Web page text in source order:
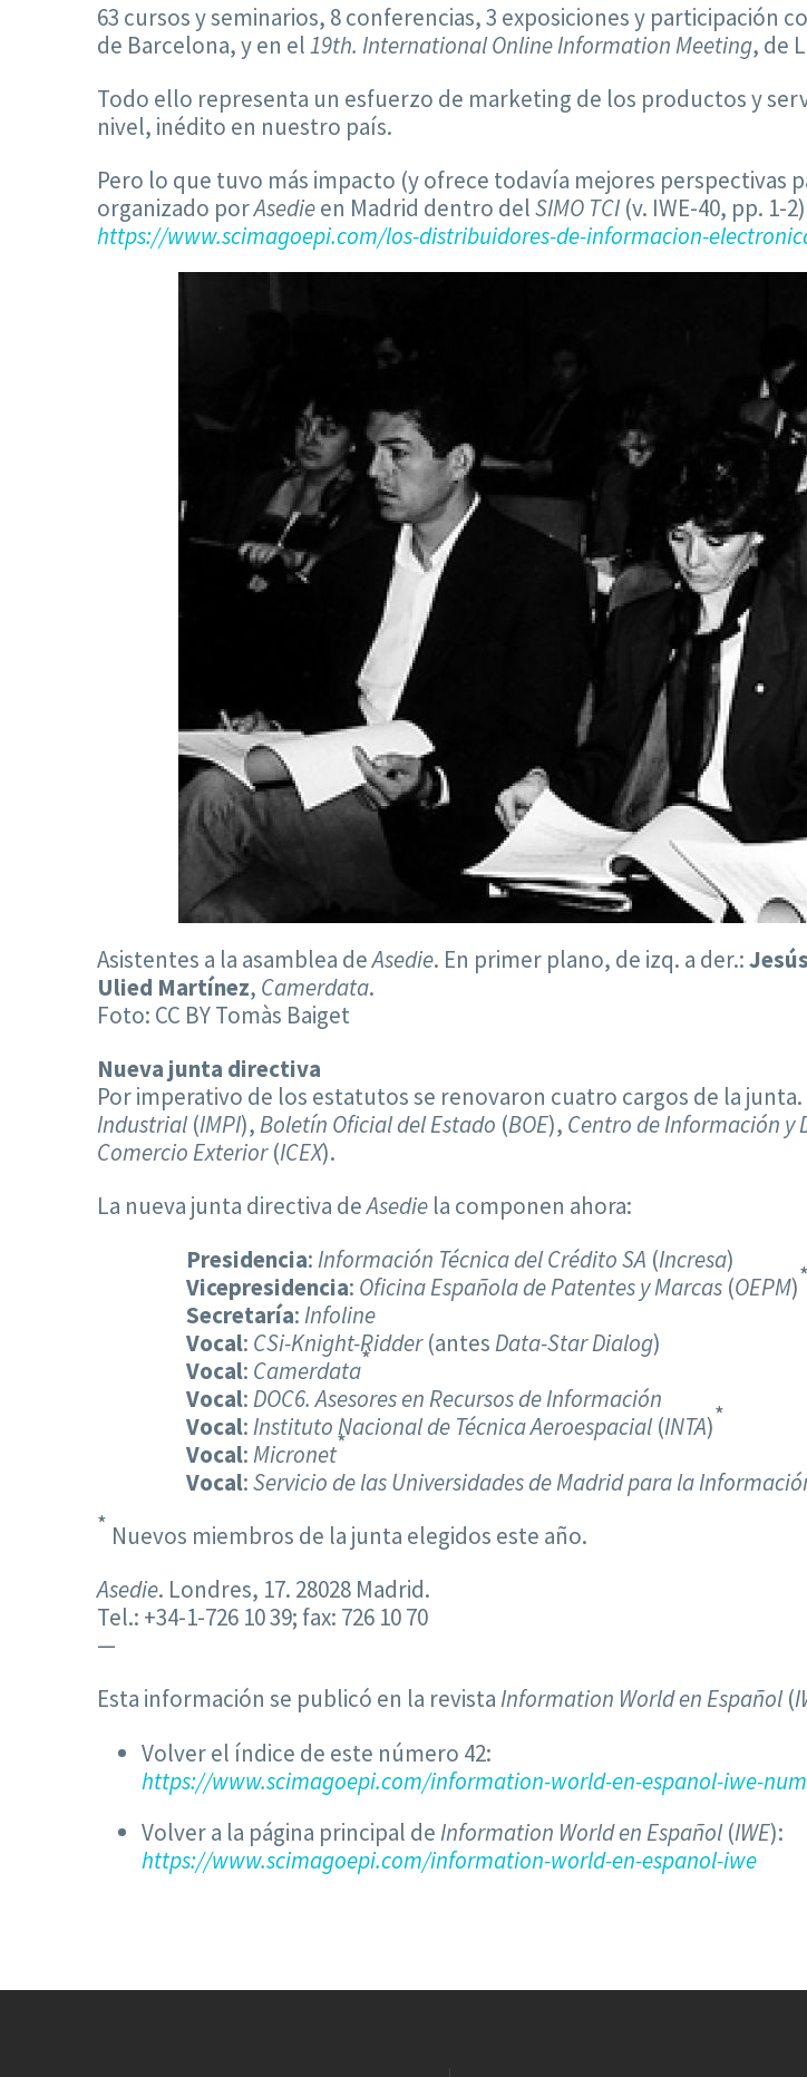
63 cursos y seminarios, 8 conferencias, 3 exposiciones y participación
de Barcelona, y en el19th. International Online Information Meeting, de
Todo ello representa un esfuerzo de marketing de los productos y
nivel, inédito en nuestro país.
Pero lo que tuvo más impacto (y ofrece todavía mejores perspectivas
organizado porAsedieen Madrid dentro delSIMO TCI (v. IWE-40, pp. 1-
https://www.scimagoepi.com/los-distribuidores-de-informacion-
Asistentes a la asamblea deAsedie. En primer plano, de izq. a der.:
Ulied Martínez, Camerdata.
Foto: CC BY Tomàs Baiget
Nueva junta directiva
Por imperativo de los estatutos se renovaron cuatro cargos de la junta.
Industrial (IMPI),Boletín Oficial del Estado (BOE), Centro de Información y
Comercio Exterior(ICEX).
La nueva junta directiva deAsedie la componen ahora:
Presidencia:Información Técnica del Crédito SA (Incresa)
Vicepresidencia: Oficina Española de Patentes y Marcas (OEPM)*
Secretaría:Infoline
Vocal: CSi-Knight-Ridder(antesData-Star Dialog)
Vocal: Camerdata*
Vocal:DOC6. Asesores en Recursos de Información
Vocal:Instituto Nacional de Técnica Aeroespacial (INTA)*
Vocal:Micronet*
Vocal:Servicio de las Universidades de Madrid para la
* Nuevos miembros de la junta elegidos este año.
Asedie. Londres, 17. 28028 Madrid.
Tel.: +34-1-726 10 39; fax: 726 10 70
—
Esta información se publicó en la revistaInformation World en Español (
Volver el índice de este número 42:
https://www.scimagoepi.com/information-world-en-espanol-iwe-
Volver a la página principal deInformation World en Español (IWE):
https://www.scimagoepi.com/information-world-en-espanol-iwe